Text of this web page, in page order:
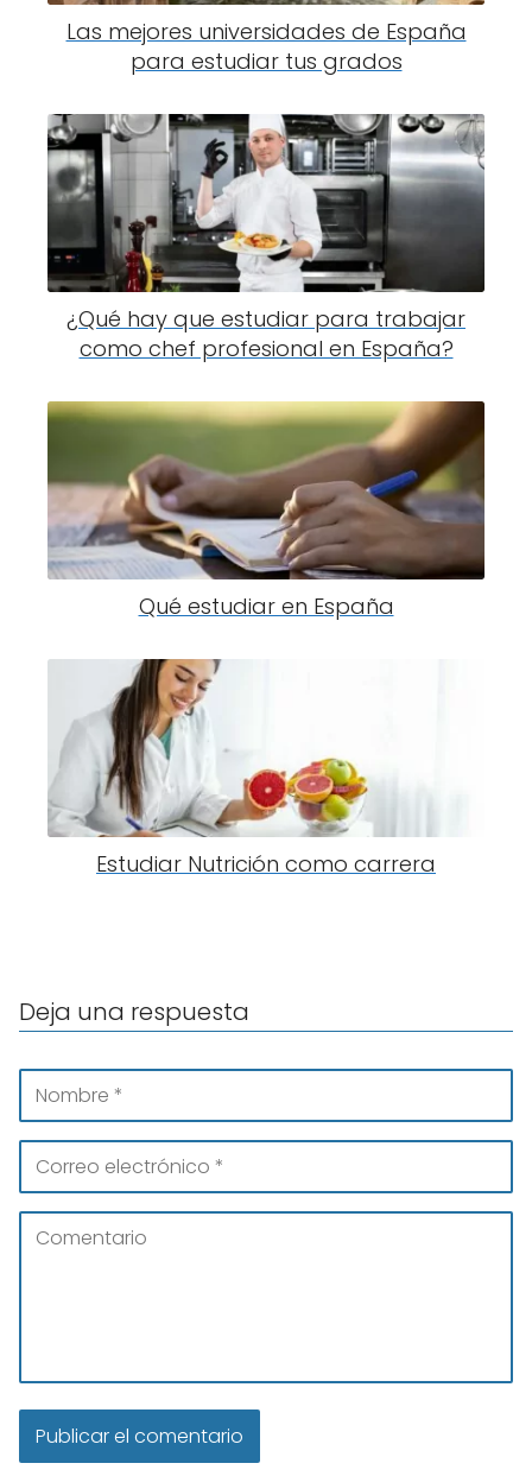
Las mejores universidades de España
para estudiar tus grados
¿Qué hay que estudiar para trabajar
como chef profesional en España?
Qué estudiar en España
Estudiar Nutrición como carrera
Deja una respuesta